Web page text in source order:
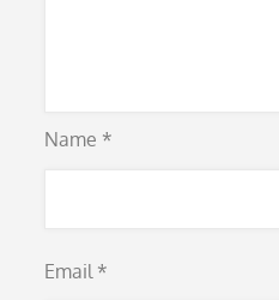
Name *
Email *